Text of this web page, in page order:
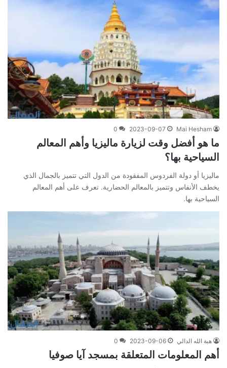
Mai Hesham
2023-09-07
0
ما هو أفضل وقت لزيارة ماليزيا وأهم المعالم
السياحية بها؟
ماليزيا أو دولة الفردوس المفقودة من الدول التي تتميز بالجمال الذي
يخطف الأنفاس وتتميز بالمعالم الحضارية. تعرف على أهم المعالم
السياحية بها.
هبة الله الدالي 2023-09-06
0
أهم المعلومات المتعلقة بمسجد آيا صوفيا